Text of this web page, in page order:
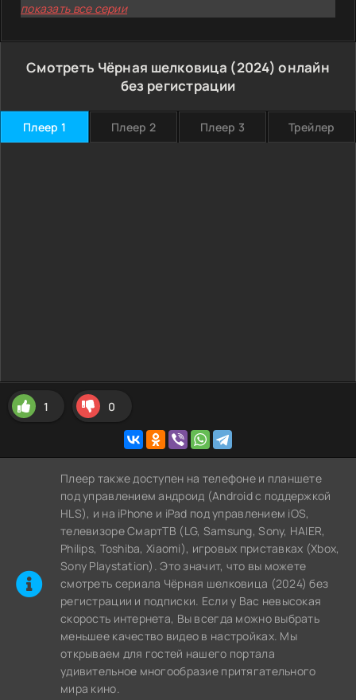
показать все серии
Смотреть Чёрная шелковица (2024) онлайн
без регистрации
Плеер 1 Плеер 2 Плеер 3 Трейлер
1 0
Плеер также доступен на телефоне и планшете
под управлением андроид (Android с поддержкой
HLS), и на iPhone и iPad под управлением iOS,
телевизоре СмартТВ (LG, Samsung, Sony, HAIER,
Philips, Toshiba, Xiaomi), игровых приставках (Xbox,
Sony Playstation). Это значит, что вы можете
cмотреть сериала Чёрная шелковица (2024) без
регистрации и подписки. Если у Вас невысокая
скорость интернета, Вы всегда можно выбрать
меньшее качество видео в настройках. Мы
открываем для гостей нашего портала
удивительное многообразие притягательного
мира кино.